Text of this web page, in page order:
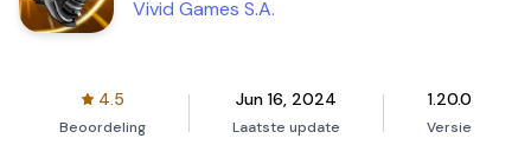
Vivid Games S.A.
4.5
Beoordeling
Jun 16, 2024
Laatste update
1.20.0
Versie